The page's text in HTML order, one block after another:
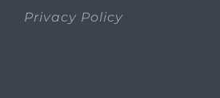
Privacy Policy